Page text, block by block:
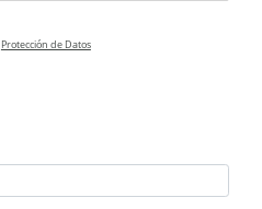
Protección de Datos